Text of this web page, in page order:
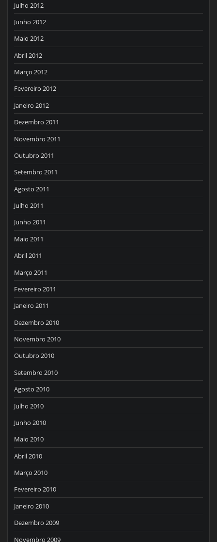
Julho 2012
Junho 2012
Maio 2012
Abril 2012
Março 2012
Fevereiro 2012
Janeiro 2012
Dezembro 2011
Novembro 2011
Outubro 2011
Setembro 2011
Agosto 2011
Julho 2011
Junho 2011
Maio 2011
Abril 2011
Março 2011
Fevereiro 2011
Janeiro 2011
Dezembro 2010
Novembro 2010
Outubro 2010
Setembro 2010
Agosto 2010
Julho 2010
Junho 2010
Maio 2010
Abril 2010
Março 2010
Fevereiro 2010
Janeiro 2010
Dezembro 2009
Novembro 2009